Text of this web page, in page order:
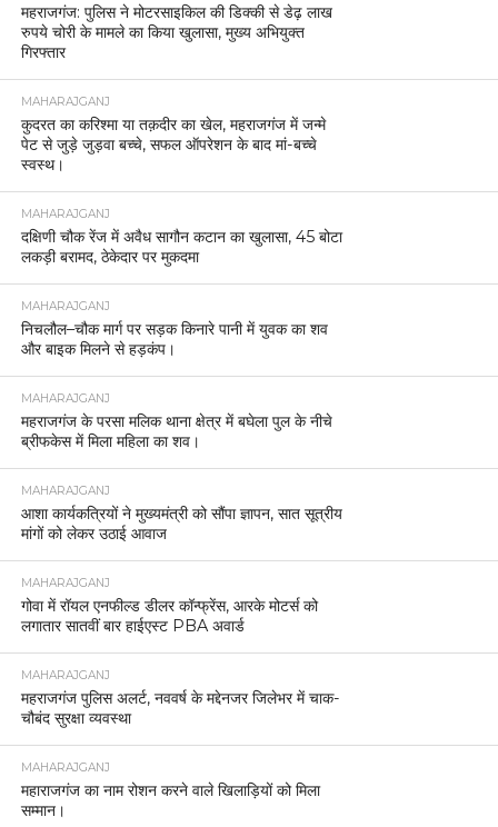
महराजगंज: पुलिस ने मोटरसाइकिल की डिक्की से डेढ़ लाख
रुपये चोरी के मामले का किया खुलासा, मुख्य अभियुक्त
गिरफ्तार
MAHARAJGANJ
कुदरत का करिश्मा या तक़दीर का खेल, महराजगंज में जन्मे
पेट से जुड़े जुड़वा बच्चे, सफल ऑपरेशन के बाद मां-बच्चे
स्वस्थ।
MAHARAJGANJ
दक्षिणी चौक रेंज में अवैध सागौन कटान का खुलासा, 45 बोटा
लकड़ी बरामद, ठेकेदार पर मुकदमा
MAHARAJGANJ
निचलौल–चौक मार्ग पर सड़क किनारे पानी में युवक का शव
और बाइक मिलने से हड़कंप।
MAHARAJGANJ
महराजगंज के परसा मलिक थाना क्षेत्र में बघेला पुल के नीचे
ब्रीफकेस में मिला महिला का शव।
MAHARAJGANJ
आशा कार्यकत्रियों ने मुख्यमंत्री को सौंपा ज्ञापन, सात सूत्रीय
मांगों को लेकर उठाई आवाज
MAHARAJGANJ
गोवा में रॉयल एनफील्ड डीलर कॉन्फ्रेंस, आरके मोटर्स को
लगातार सातवीं बार हाईएस्ट PBA अवार्ड
MAHARAJGANJ
महराजगंज पुलिस अलर्ट, नववर्ष के मद्देनजर जिलेभर में चाक-
चौबंद सुरक्षा व्यवस्था
MAHARAJGANJ
महाराजगंज का नाम रोशन करने वाले खिलाड़ियों को मिला
सम्मान।